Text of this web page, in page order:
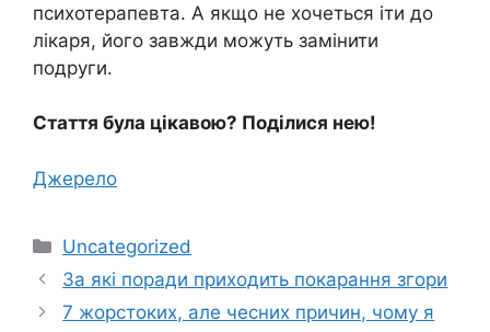
психотерапевта. А якщо не хочеться іти до
лікаря, його завжди можуть замінити
подруги.
Стаття була цікавою? Поділися нею!
Джерело
Категорії
Uncategorized
За які поради приходить покарання згори
7 жорстоких, але чесних причин, чому я